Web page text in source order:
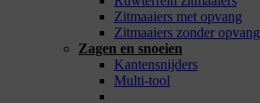
Zitmaaiers met opvang
Zitmaaiers zonder opvang
Zagen en snoeien
Kantensnijders
Multi-tool